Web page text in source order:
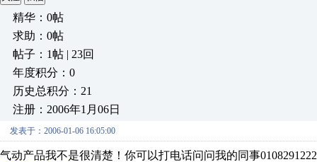
精华：0帖
求助：0帖
帖子：1帖 | 23回
年度积分：0
历史总积分：21
注册：2006年1月06日
发表于：2006-01-06 16:05:00
气动产品我不是很清楚！你可以打电话问问我的同事